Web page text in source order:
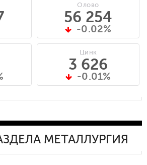
Олово
56 254
-0.02%
Цинк
3 626
-0.01%
МЕТАЛЛУРГИЯ